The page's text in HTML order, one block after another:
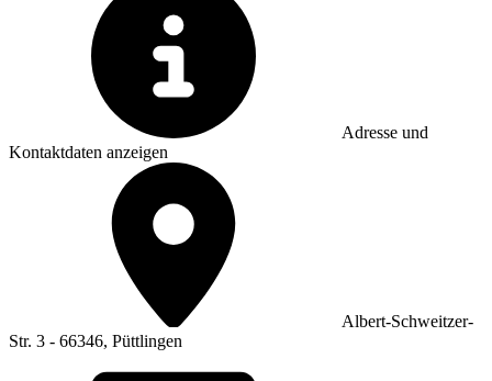
Adresse und
Kontaktdaten anzeigen
Albert-Schweitzer-
Str. 3 - 66346, Püttlingen